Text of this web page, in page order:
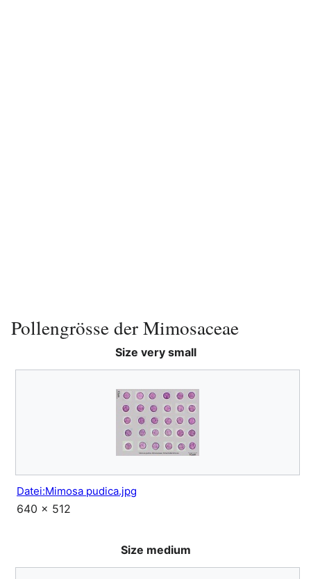
Pollengrösse der Mimosaceae
Size very small
Datei:Mimosa pudica.jpg
640 × 512
Size medium